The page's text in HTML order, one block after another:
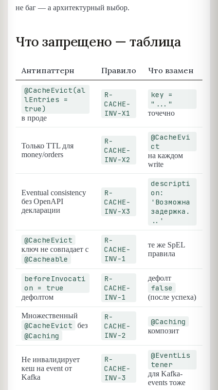
не баг — а архитектурный выбор.
Что запрещено — таблица
Антипаттерн Правило Что взамен
@CacheEvict(al
lEntries =
true)
в проде
R-
CACHE-
INV-X1
key =
"..."
точечно
Только TTL для
money/orders
R-
CACHE-
INV-X2
@CacheEvi
ct
на каждом
write
Eventual consistency
без OpenAPI
декларации
R-
CACHE-
INV-X3
descripti
on:
'Возможна
задержка.
..'
@CacheEvict
ключ не совпадает с
@Cacheable
R-
CACHE-
INV-1
те же SpEL
правила
beforeInvocati
on = true
дефолтом
R-
CACHE-
INV-1
дефолт
false
(после успеха)
Множественный
@CacheEvict без
@Caching
R-
CACHE-
INV-2
@Caching
композит
Не инвалидирует
кеш на event от
Kafka
R-
CACHE-
INV-3
@EventLis
tener
для Kafka-
events тоже